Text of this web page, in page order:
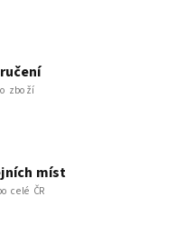
zboží
míst
celé ČR